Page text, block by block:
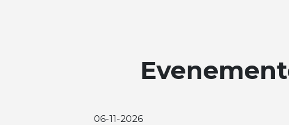
06-11-2026